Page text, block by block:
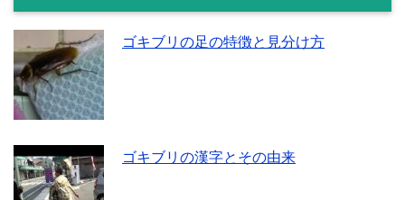
ゴキブリの足の特徴と見分け方
ゴキブリの漢字とその由来